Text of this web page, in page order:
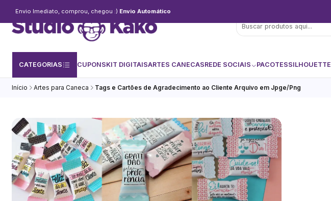
CATEGORIAS CUPONSKIT DIGITAISARTES CANECASREDE SOCIAIS PACOTESSILHOUETTE
Envio Imediato, comprou, chegou :) Envio Automático
Início Artes para Caneca Tags e Cartões de Agradecimento ao Cliente Arquivo em Jpge/Png